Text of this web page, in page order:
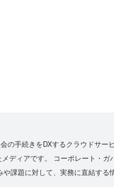
の手続きをDXするクラウドサー
ディアです。 コーポレート・ガ
課題に対して、実務に直結する